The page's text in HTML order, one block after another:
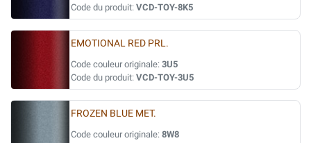
Code du produit: VCD-TOY-8K5
EMOTIONAL RED PRL.
Code couleur originale: 3U5
Code du produit: VCD-TOY-3U5
FROZEN BLUE MET.
Code couleur originale: 8W8